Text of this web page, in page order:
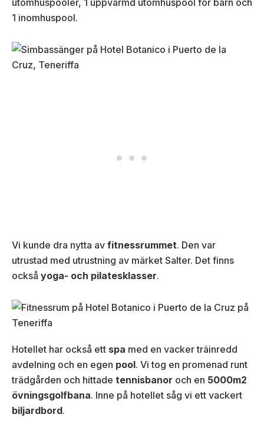
utomhuspooler, 1 uppvärmd utomhuspool för barn och
1 inomhuspool.
Vi kunde dra nytta av fitnessrummet. Den var
utrustad med utrustning av märket Salter. Det finns
också yoga- och pilatesklasser.
Hotellet har också ett spa med en vacker träinredd
avdelning och en egen pool. Vi tog en promenad runt
trädgården och hittade tennisbanor och en 5000m2
övningsgolfbana. Inne på hotellet såg vi ett vackert
biljardbord.